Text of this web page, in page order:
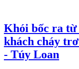
Khói bốc ra từ
khách cháy
- Túy Loan